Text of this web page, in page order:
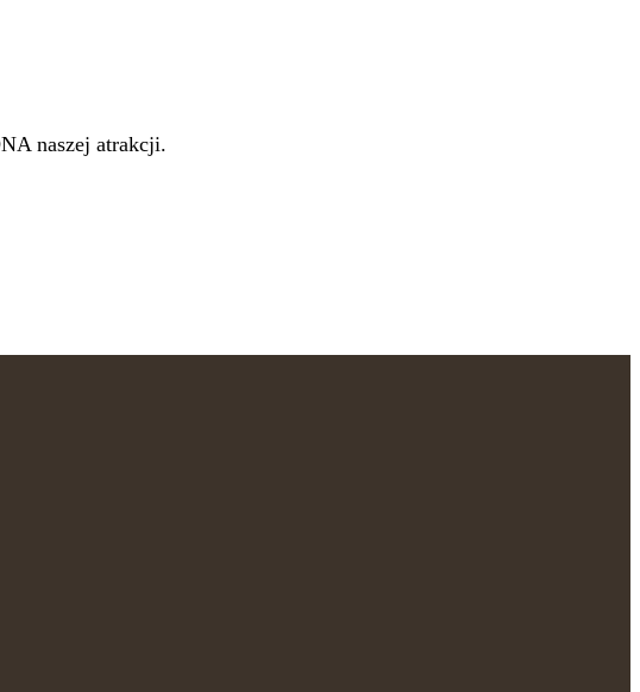
naszej atrakcji.